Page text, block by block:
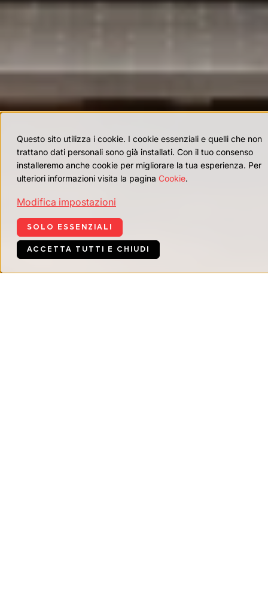
Questo sito utilizza i cookie. I cookie essenziali e quelli che non
trattano dati personali sono già installati. Con il tuo consenso
installeremo anche cookie per migliorare la tua esperienza. Per
ulteriori informazioni visita la pagina Cookie.
Modifica impostazioni
SOLO ESSENZIALI
ACCETTA TUTTI E CHIUDI